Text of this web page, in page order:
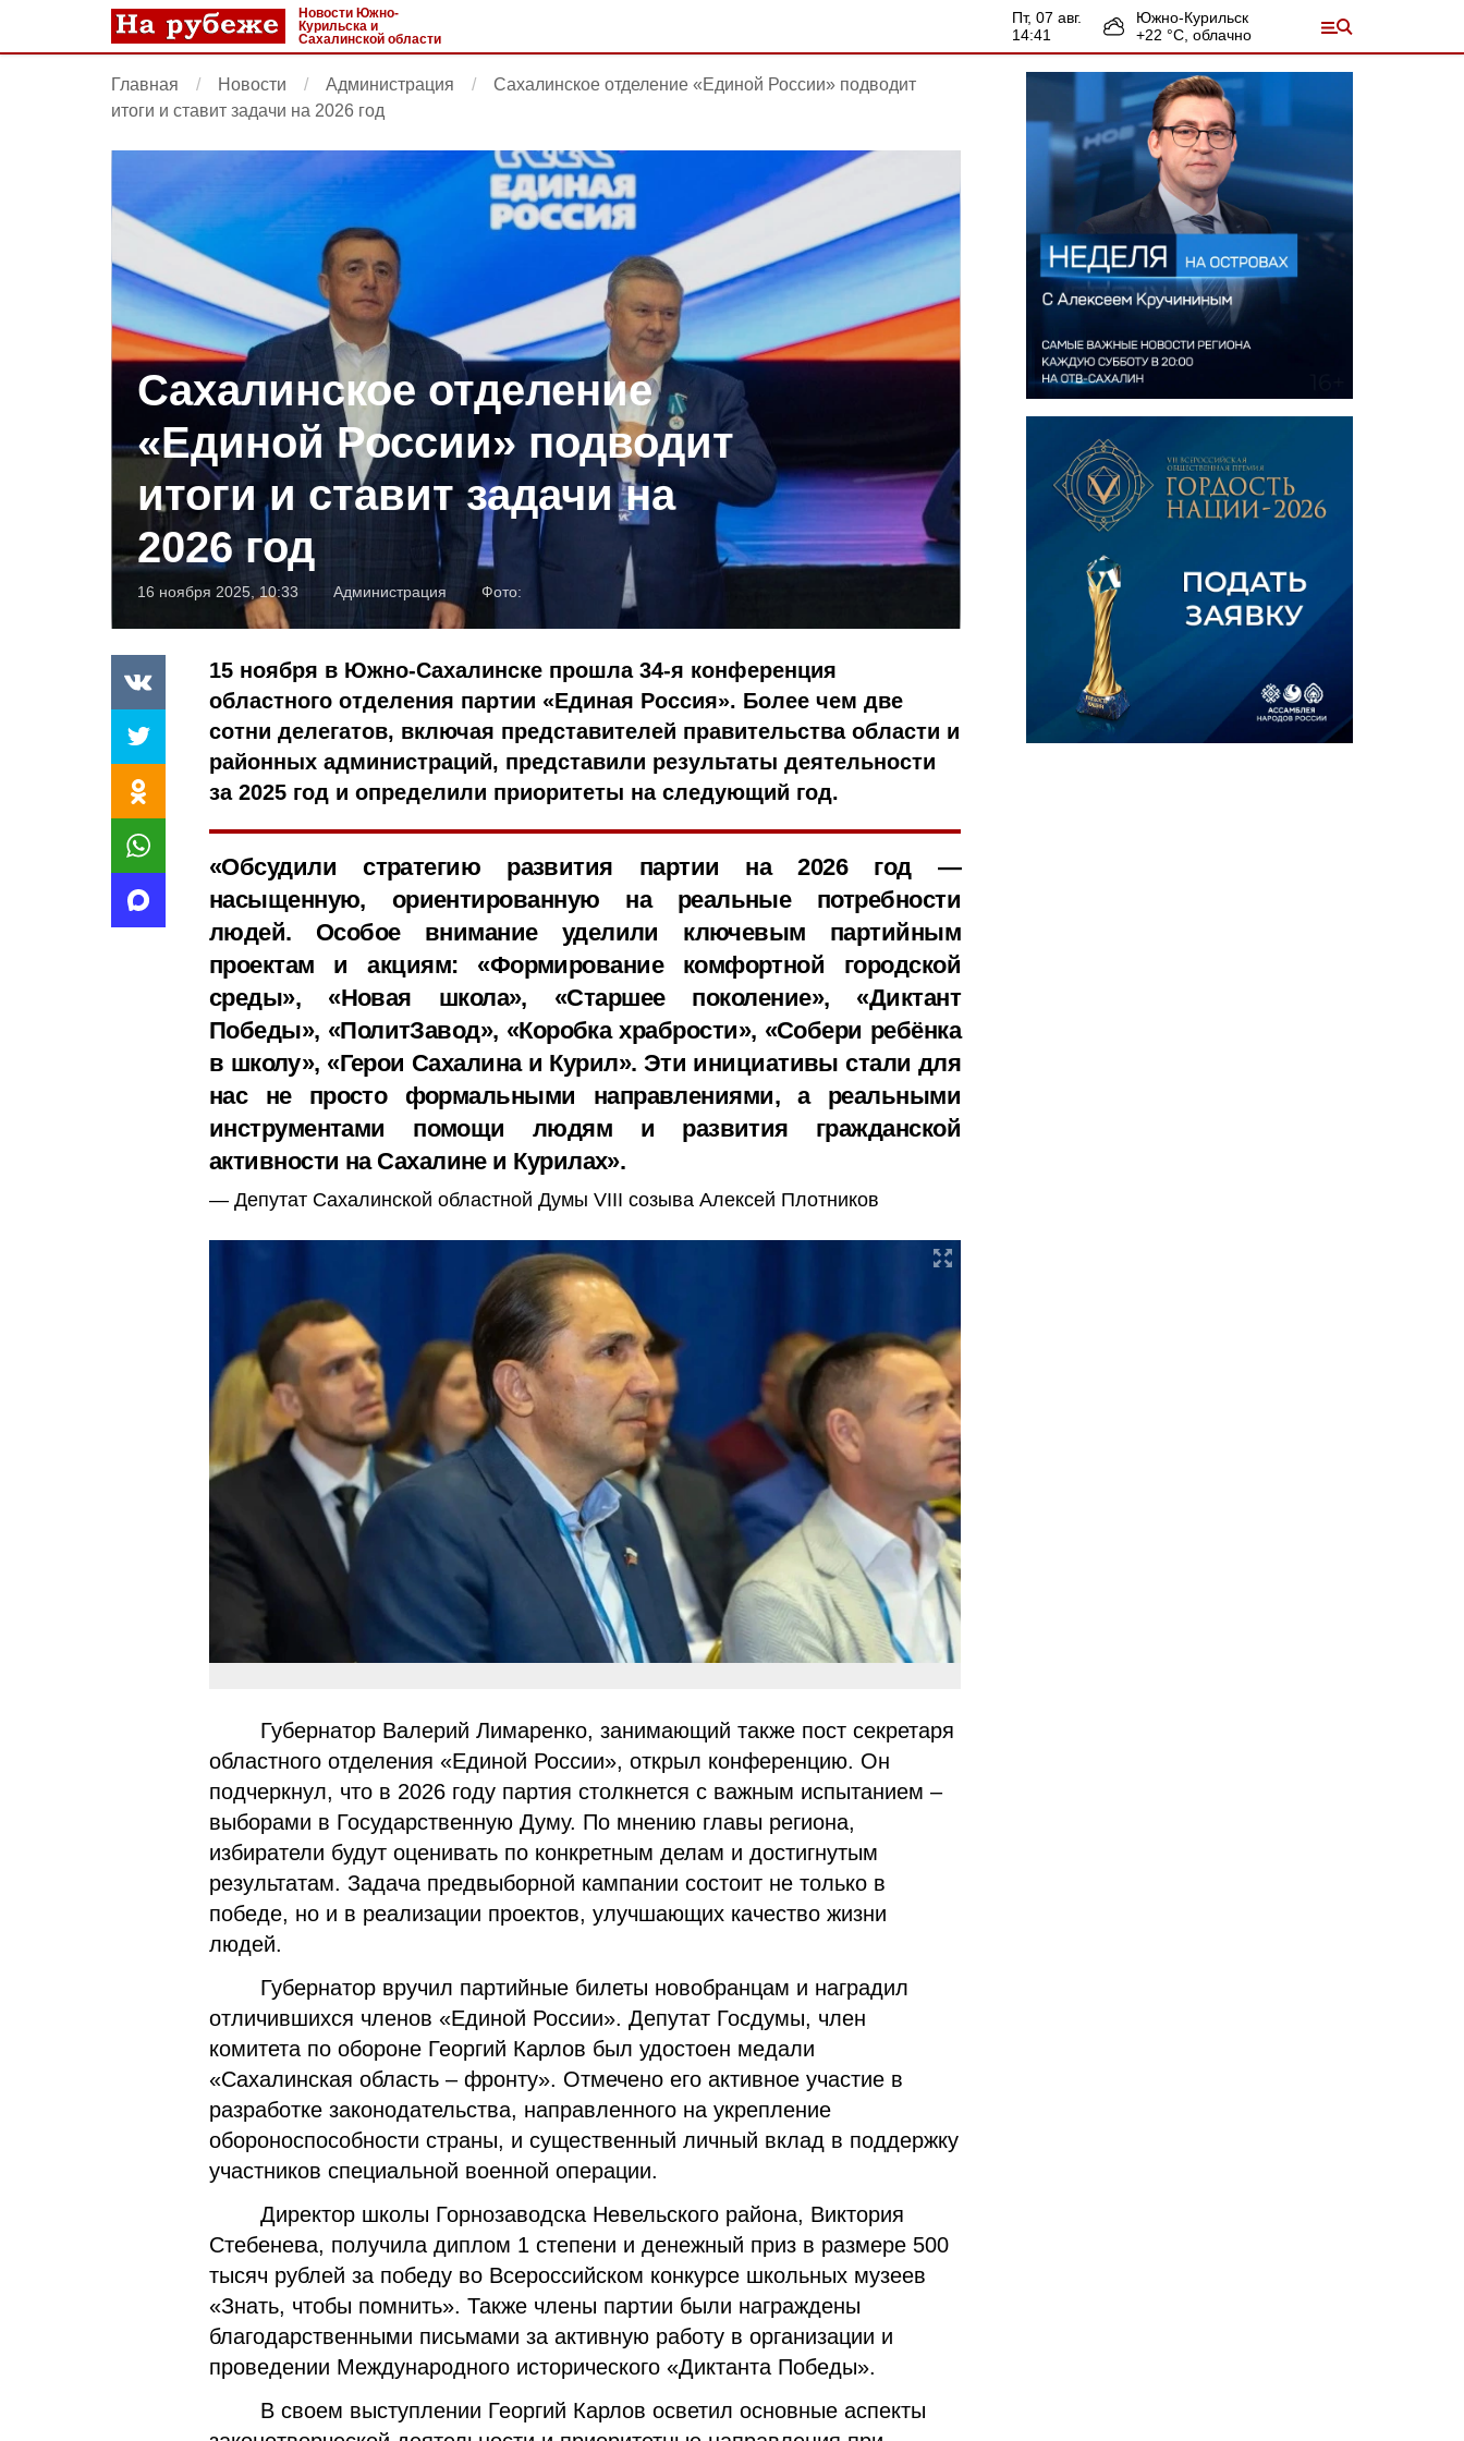
Новости Южно-
Курильска и
Сахалинской области
пт, 07 авг.
14:41
Южно-Курильск
+22 °С, облачно
Главная Новости Администрация
Сахалинское отделение «Единой России» подводит
итоги и ставит задачи на 2026 год
Сахалинское отделение
«Единой России» подводит
итоги и ставит задачи на
2026 год
16 ноября 2025, 10:33 Администрация Фото:
15 ноября в Южно-Сахалинске прошла 34-я конференция
областного отделения партии «Единая Россия». Более чем две
сотни делегатов, включая представителей правительства области и
районных администраций, представили результаты деятельности
за 2025 год и определили приоритеты на следующий год.
«Обсудили стратегию развития партии на 2026 год —
насыщенную, ориентированную на реальные потребности
людей. Особое внимание уделили ключевым партийным
проектам и акциям: «Формирование комфортной городской
среды», «Новая школа», «Старшее поколение», «Диктант
Победы», «ПолитЗавод», «Коробка храбрости», «Собери ребёнка
в школу», «Герои Сахалина и Курил». Эти инициативы стали для
нас не просто формальными направлениями, а реальными
инструментами помощи людям и развития гражданской
активности на Сахалине и Курилах».
Депутат Сахалинской областной Думы VIII созыва Алексей Плотников
Губернатор Валерий Лимаренко, занимающий также пост секретаря
областного отделения «Единой России», открыл конференцию. Он
подчеркнул, что в 2026 году партия столкнется с важным испытанием –
выборами в Государственную Думу. По мнению главы региона,
избиратели будут оценивать по конкретным делам и достигнутым
результатам. Задача предвыборной кампании состоит не только в
победе, но и в реализации проектов, улучшающих качество жизни
людей.
Губернатор вручил партийные билеты новобранцам и наградил
отличившихся членов «Единой России». Депутат Госдумы, член
комитета по обороне Георгий Карлов был удостоен медали
«Сахалинская область – фронту». Отмечено его активное участие в
разработке законодательства, направленного на укрепление
обороноспособности страны, и существенный личный вклад в поддержку
участников специальной военной операции.
Директор школы Горнозаводска Невельского района, Виктория
Стебенева, получила диплом 1 степени и денежный приз в размере 500
тысяч рублей за победу во Всероссийском конкурсе школьных музеев
«Знать, чтобы помнить». Также члены партии были награждены
благодарственными письмами за активную работу в организации и
проведении Международного исторического «Диктанта Победы».
В своем выступлении Георгий Карлов осветил основные аспекты